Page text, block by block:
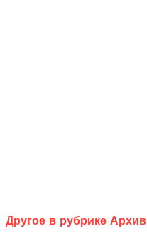
Другое в рубрике Архив